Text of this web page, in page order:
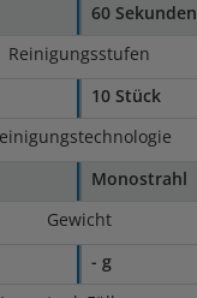
60 Sekunden
Reinigungsstufen
10 Stück
Monostrahl
Gewicht
- g